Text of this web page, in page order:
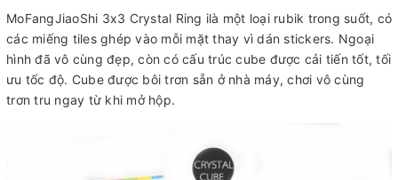
MoFangJiaoShi 3x3 Crystal Ring ilà một loại rubik trong suốt, có
các miếng tiles ghép vào mỗi mặt thay vì dán stickers. Ngoại
hình đã vô cùng đẹp, còn có cấu trúc cube được cải tiến tốt, tối
ưu tốc độ. Cube được bôi trơn sẵn ở nhà máy, chơi vô cùng
trơn tru ngay từ khi mở hộp.